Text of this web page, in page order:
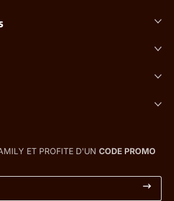
ET PROFITE D'UN CODE PROMO